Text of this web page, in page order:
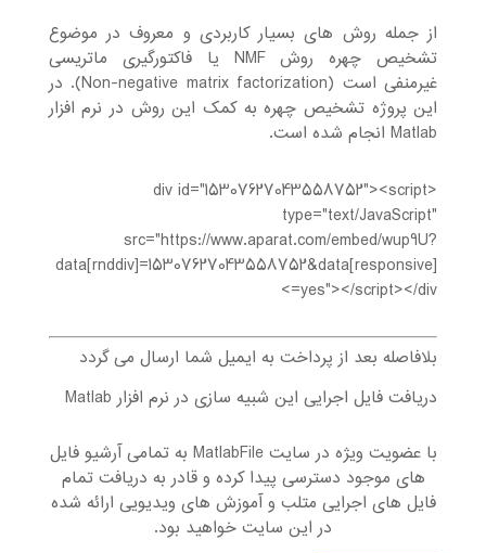
از جمله روش های بسیار کاربردی و معروف در موضوع
تشخیص چهره روش NMF یا فاکتورگیری ماتریسی
غیرمنفی است (Non-negative matrix factorization). در
این پروژه تشخیص چهره به کمک این روش در نرم افزار
Matlab انجام شده است.
<div id="15307627043558752"><script
type="text/JavaScript"
src="https://www.aparat.com/embed/wup9U?
data[rnddiv]=15307627043558752&data[responsive]
=yes"></script></div>
بلافاصله بعد از پرداخت به ایمیل شما ارسال می گردد
دریافت فایل اجرایی این شبیه سازی در نرم افزار Matlab
با عضویت ویژه در سایت MatlabFile به تمامی آرشیو فایل
های موجود دسترسی پیدا کرده و قادر به دریافت تمام
فایل های اجرایی متلب و آموزش های ویدیویی ارائه شده
در این سایت خواهید بود.